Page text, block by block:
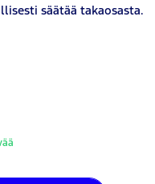
säätää takaosasta.